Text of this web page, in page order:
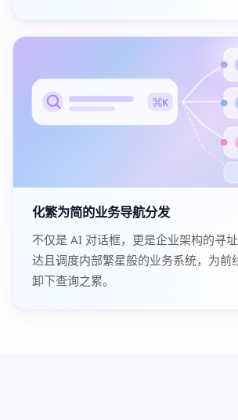
⌘K
化繁为简的业务导航分发
不仅是 AI 对话框，更是企业架构的寻
达且调度内部繁星般的业务系统，为前
卸下查询之累。